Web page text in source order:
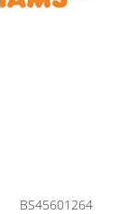
BS45601264